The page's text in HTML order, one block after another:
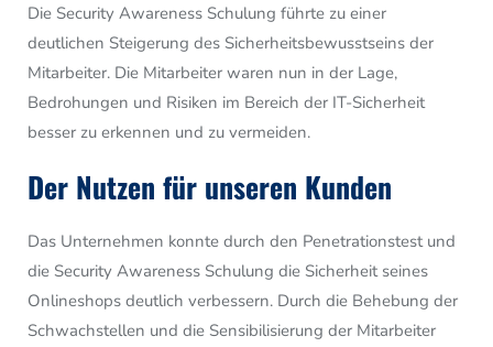
Die Security Awareness Schulung führte zu einer
deutlichen Steigerung des Sicherheitsbewusstseins der
Mitarbeiter. Die Mitarbeiter waren nun in der Lage,
Bedrohungen und Risiken im Bereich der IT-Sicherheit
besser zu erkennen und zu vermeiden.
Der Nutzen für unseren Kunden
Das Unternehmen konnte durch den Penetrationstest und
die Security Awareness Schulung die Sicherheit seines
Onlineshops deutlich verbessern. Durch die Behebung der
Schwachstellen und die Sensibilisierung der Mitarbeiter